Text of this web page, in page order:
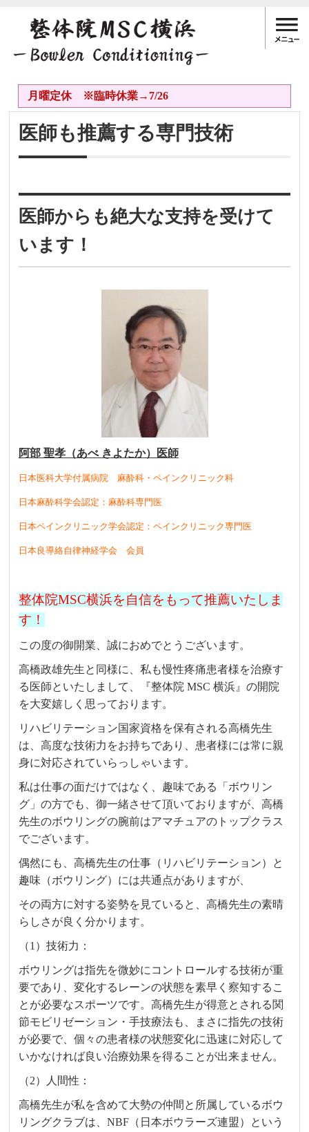
月曜定休 ※臨時休業→7/26
医師も推薦する専門技術
医師からも絶大な支持を受けて
います！
阿部 聖孝（あべ きよたか）医師
日本医科大学付属病院 麻酔科・ペインクリニック科
日本麻酔科学会認定：麻酔科専門医
日本ペインクリニック学会認定：ペインクリニック専門医
日本良導絡自律神経学会 会員
整体院MSC横浜を自信をもって推薦いたしま
す！
この度の御開業、誠におめでとうございます。
高橋政雄先生と同様に、私も慢性疼痛患者様を治療す
る医師といたしまして、『整体院 MSC 横浜』の開院
を大変嬉しく思っております。
リハビリテーション国家資格を保有される高橋先生
は、高度な技術力をお持ちであり、患者様には常に親
身に対応されていらっしゃいます。
私は仕事の面だけではなく、趣味である「ボウリン
グ」の方でも、御一緒させて頂いておりますが、高橋
先生のボウリングの腕前はアマチュアのトップクラス
でございます。
偶然にも、高橋先生の仕事（リハビリテーション）と
趣味（ボウリング）には共通点がありますが、
その両方に対する姿勢を見ていると、高橋先生の素晴
らしさが良く分かります。
（1）技術力：
ボウリングは指先を微妙にコントロールする技術が重
要であり、変化するレーンの状態を素早く察知するこ
とが必要なスポーツです。高橋先生が得意とされる関
節モビリゼーション・手技療法も、まさに指先の技術
が必要で、個々の患者様の状態変化に迅速に対応して
いかなければ良い治療効果を得ることが出来ません。
（2）人間性：
高橋先生が私を含めて大勢の仲間と所属しているボウ
リングクラブは、NBF（日本ボウラーズ連盟）という